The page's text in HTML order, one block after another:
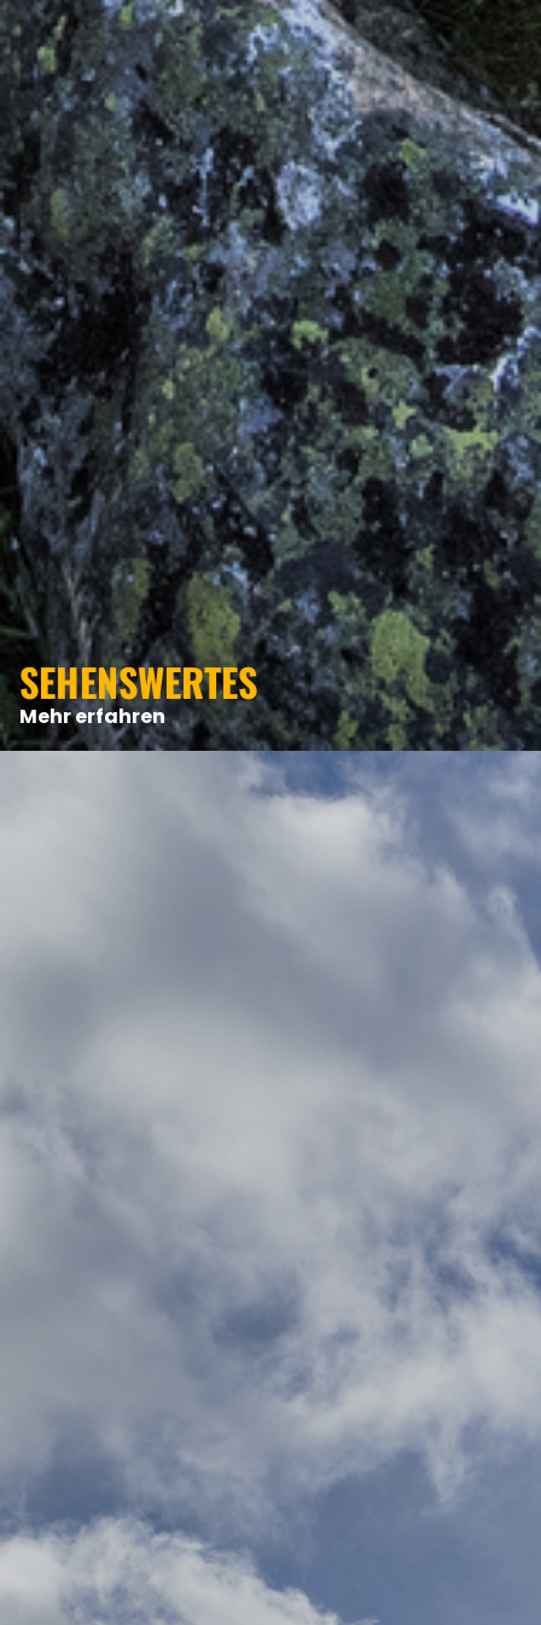
REGIONEN
ORTE
EVENTS
REISEFÜHRER
REISEMAGAZINE
THEMEN
ANGEBOTE
SEHENSWERTES
Mehr erfahren